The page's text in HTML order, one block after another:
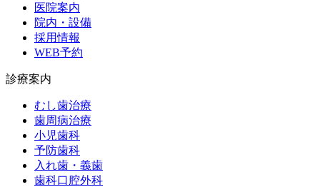
医院案内
院内・設備
採用情報
WEB予約
診療案内
むし歯治療
歯周病治療
小児歯科
予防歯科
入れ歯・義歯
歯科口腔外科